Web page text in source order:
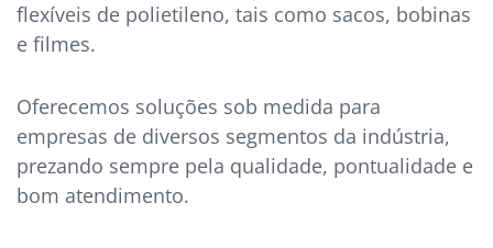
flexíveis de polietileno, tais como sacos, bobinas
e filmes.
Oferecemos soluções sob medida para
empresas de diversos segmentos da indústria,
prezando sempre pela qualidade, pontualidade e
bom atendimento.